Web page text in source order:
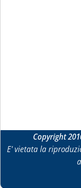
Copyright
E' vietata la